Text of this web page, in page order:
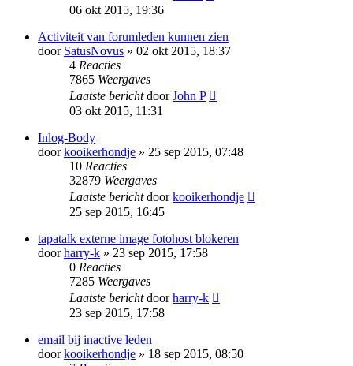
06 okt 2015, 19:36
Activiteit van forumleden kunnen zien
door SatusNovus » 02 okt 2015, 18:37
4 Reacties
7865 Weergaves
Laatste berichtdoorJohn P
03 okt 2015, 11:31
Inlog-Body
doorkooikerhondje » 25 sep 2015, 07:48
10 Reacties
32879 Weergaves
Laatste berichtdoorkooikerhondje
25 sep 2015, 16:45
tapatalk externe image fotohost blokeren
doorharry-k » 23 sep 2015, 17:58
0 Reacties
7285 Weergaves
Laatste berichtdoorharry-k
23 sep 2015, 17:58
email bij inactive leden
doorkooikerhondje » 18 sep 2015, 08:50